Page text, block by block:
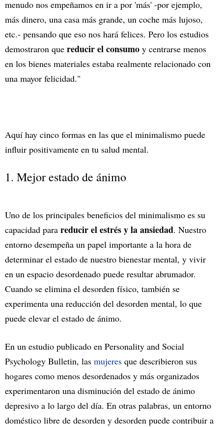
menudo nos empeñamos en ir a por 'más' -por ejemplo,
más dinero, una casa más grande, un coche más lujoso,
etc.- pensando que eso nos hará felices. Pero los estudios
demostraron que reducir el consumo y centrarse menos
en los bienes materiales estaba realmente relacionado con
una mayor felicidad."
Aquí hay cinco formas en las que el minimalismo puede
influir positivamente en tu salud mental.
1. Mejor estado de ánimo
Uno de los principales beneficios del minimalismo es su
capacidad para reducir el estrés y la ansiedad. Nuestro
entorno desempeña un papel importante a la hora de
determinar el estado de nuestro bienestar mental, y vivir
en un espacio desordenado puede resultar abrumador.
Cuando se elimina el desorden físico, también se
experimenta una reducción del desorden mental, lo que
puede elevar el estado de ánimo.
En un estudio publicado en Personality and Social
Psychology Bulletin, las mujeres que describieron sus
hogares como menos desordenados y más organizados
experimentaron una disminución del estado de ánimo
depresivo a lo largo del día. En otras palabras, un entorno
doméstico libre de desorden y desorden puede contribuir a